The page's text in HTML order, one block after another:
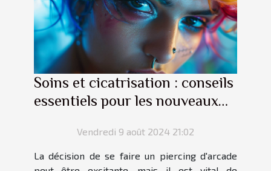
Soins et cicatrisation : conseils
essentiels pour les nouveaux
Vendredi 9 août 2024 21:02
La décision de se faire un piercing d'arcade